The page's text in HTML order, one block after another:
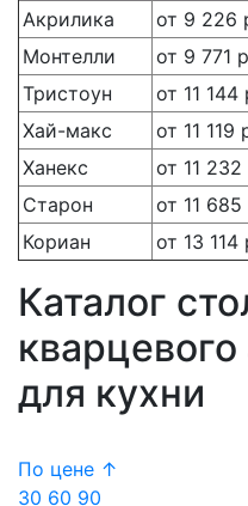
Акрилика
от 9 226
Монтелли
от 9 771
Тристоун
от 11 144
Хай-макс
от 11 119
Ханекс
от 11 232
Старон
от 11 685
Кориан
от 13 114
Каталог
для кухни
По цене ↑
30 60 90